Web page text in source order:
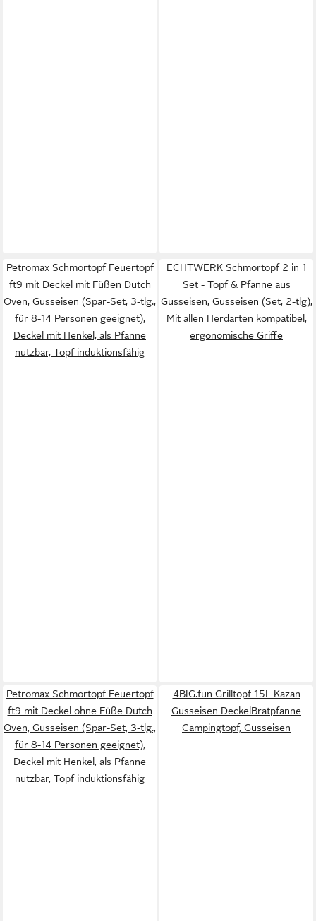
Petromax Schmortopf Feuertopf
ft9 mit Deckel mit Füßen Dutch
Oven, Gusseisen (Spar-Set, 3-tlg.,
für 8-14 Personen geeignet),
Deckel mit Henkel, als Pfanne
nutzbar, Topf induktionsfähig
ECHTWERK Schmortopf 2 in 1
Set - Topf & Pfanne aus
Gusseisen, Gusseisen (Set, 2-tlg),
Mit allen Herdarten kompatibel,
ergonomische Griffe
Petromax Schmortopf Feuertopf
ft9 mit Deckel ohne Füße Dutch
Oven, Gusseisen (Spar-Set, 3-tlg.,
für 8-14 Personen geeignet),
Deckel mit Henkel, als Pfanne
nutzbar, Topf induktionsfähig
4BIG.fun Grilltopf 15L Kazan
Gusseisen DeckelBratpfanne
Campingtopf, Gusseisen